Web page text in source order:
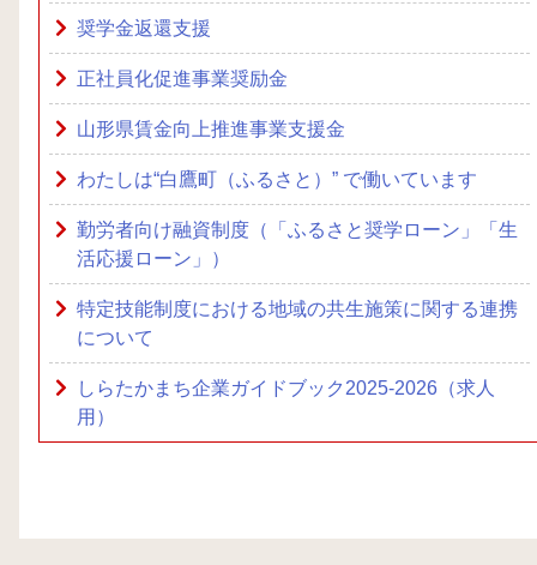
奨学金返還支援
正社員化促進事業奨励金
山形県賃金向上推進事業支援金
わたしは“白鷹町（ふるさと）” で働いています
勤労者向け融資制度（「ふるさと奨学ローン」「生
活応援ローン」）
特定技能制度における地域の共生施策に関する連携
について
しらたかまち企業ガイドブック2025-2026（求人
用）